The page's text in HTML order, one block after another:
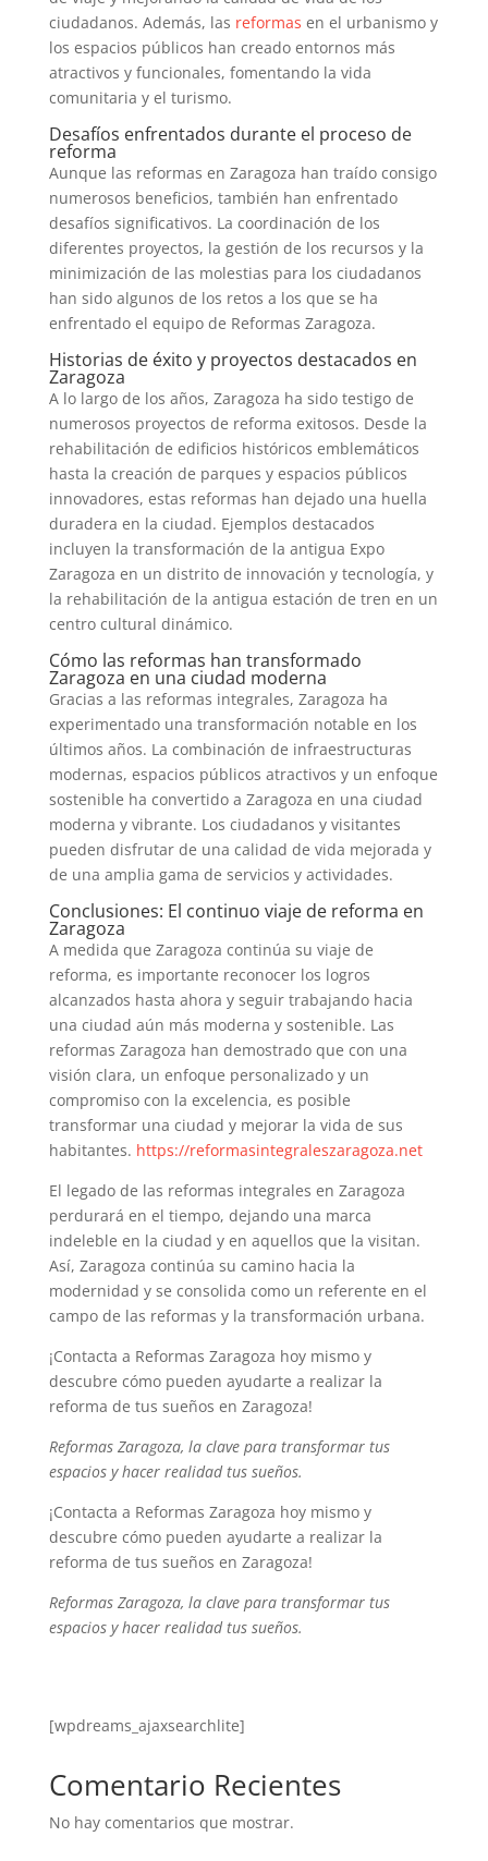
ciudadanos. Además, las reformas en el urbanismo y
los espacios públicos han creado entornos más
atractivos y funcionales, fomentando la vida
comunitaria y el turismo.
Desafíos enfrentados durante el proceso de
reforma
Aunque las reformas en Zaragoza han traído consigo
numerosos beneficios, también han enfrentado
desafíos significativos. La coordinación de los
diferentes proyectos, la gestión de los recursos y la
minimización de las molestias para los ciudadanos
han sido algunos de los retos a los que se ha
enfrentado el equipo de Reformas Zaragoza.
Historias de éxito y proyectos destacados en
Zaragoza
A lo largo de los años, Zaragoza ha sido testigo de
numerosos proyectos de reforma exitosos. Desde la
rehabilitación de edificios históricos emblemáticos
hasta la creación de parques y espacios públicos
innovadores, estas reformas han dejado una huella
duradera en la ciudad. Ejemplos destacados
incluyen la transformación de la antigua Expo
Zaragoza en un distrito de innovación y tecnología, y
la rehabilitación de la antigua estación de tren en un
centro cultural dinámico.
Cómo las reformas han transformado
Zaragoza en una ciudad moderna
Gracias a las reformas integrales, Zaragoza ha
experimentado una transformación notable en los
últimos años. La combinación de infraestructuras
modernas, espacios públicos atractivos y un enfoque
sostenible ha convertido a Zaragoza en una ciudad
moderna y vibrante. Los ciudadanos y visitantes
pueden disfrutar de una calidad de vida mejorada y
de una amplia gama de servicios y actividades.
Conclusiones: El continuo viaje de reforma en
Zaragoza
A medida que Zaragoza continúa su viaje de
reforma, es importante reconocer los logros
alcanzados hasta ahora y seguir trabajando hacia
una ciudad aún más moderna y sostenible. Las
reformas Zaragoza han demostrado que con una
visión clara, un enfoque personalizado y un
compromiso con la excelencia, es posible
transformar una ciudad y mejorar la vida de sus
habitantes. https://reformasintegraleszaragoza.net
El legado de las reformas integrales en Zaragoza
perdurará en el tiempo, dejando una marca
indeleble en la ciudad y en aquellos que la visitan.
Así, Zaragoza continúa su camino hacia la
modernidad y se consolida como un referente en el
campo de las reformas y la transformación urbana.
¡Contacta a Reformas Zaragoza hoy mismo y
descubre cómo pueden ayudarte a realizar la
reforma de tus sueños en Zaragoza!
Reformas Zaragoza, la clave para transformar tus
espacios y hacer realidad tus sueños.
¡Contacta a Reformas Zaragoza hoy mismo y
descubre cómo pueden ayudarte a realizar la
reforma de tus sueños en Zaragoza!
Reformas Zaragoza, la clave para transformar tus
espacios y hacer realidad tus sueños.
[wpdreams_ajaxsearchlite]
Comentario Recientes
No hay comentarios que mostrar.